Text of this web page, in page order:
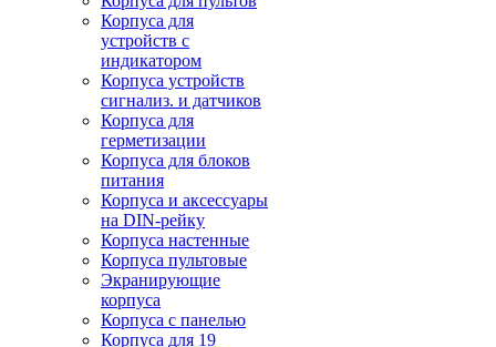
Корпуса для
устройств с
индикатором
Корпуса устройств
сигнализ. и датчиков
Корпуса для
герметизации
Корпуса для блоков
питания
Корпуса и аксессуары
на DIN-рейку
Корпуса настенные
Корпуса пультовые
Экранирующие
корпуса
Корпуса с панелью
Корпуса для 19